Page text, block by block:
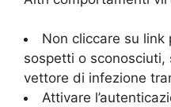
Non cliccare su link
sospetti o sconosciuti,
vettore di infezione
Attivare